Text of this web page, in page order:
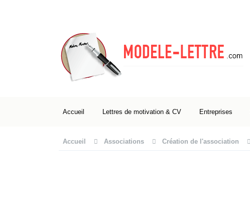
Accueil Lettres de motivation & CV Entreprises
Accueil Associations Création de l'association